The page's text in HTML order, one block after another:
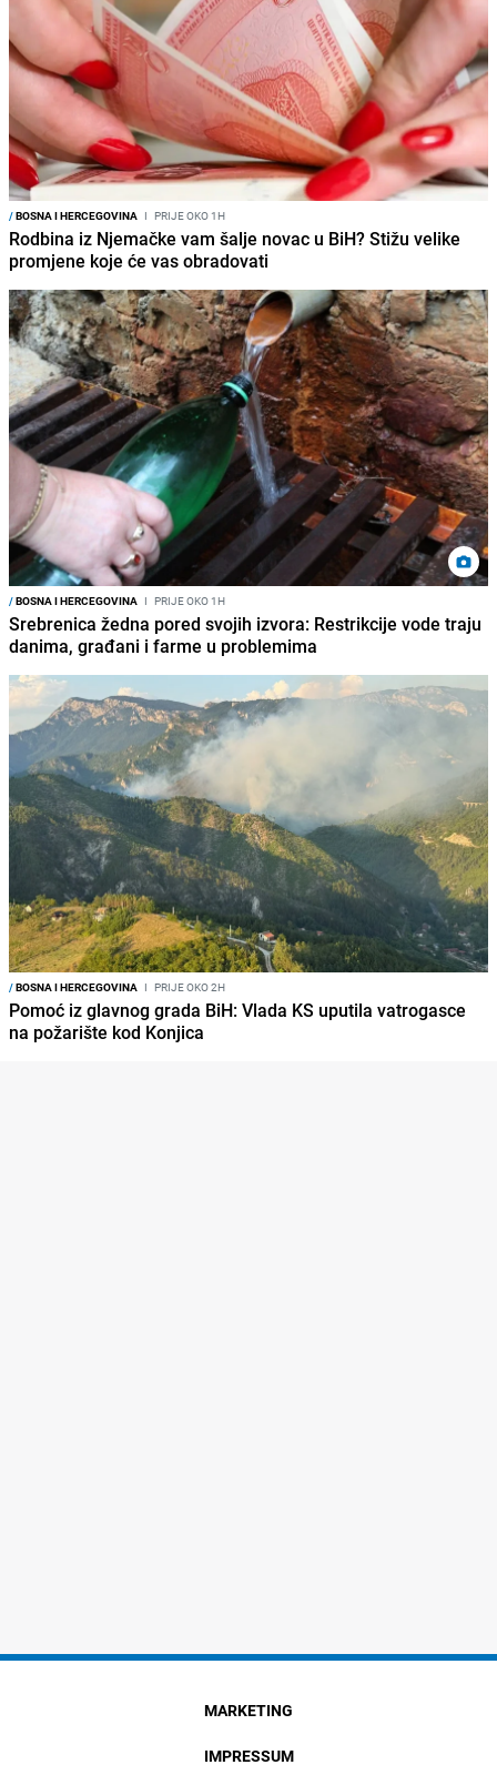
/BOSNA I HERCEGOVINA I PRIJE OKO 1H
Rodbina iz Njemačke vam šalje novac u BiH? Stižu velike
promjene koje će vas obradovati
/BOSNA I HERCEGOVINA I PRIJE OKO 1H
Srebrenica žedna pored svojih izvora: Restrikcije vode traju
danima, građani i farme u problemima
/BOSNA I HERCEGOVINA I PRIJE OKO 2H
Pomoć iz glavnog grada BiH: Vlada KS uputila vatrogasce
na požarište kod Konjica
MARKETING
IMPRESSUM